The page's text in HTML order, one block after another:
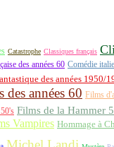
Catastrophe Classiques français
des années 60 Comédie
des années 1950/
des années 60 Films
Films de la Hammer
Vampires Hommage à